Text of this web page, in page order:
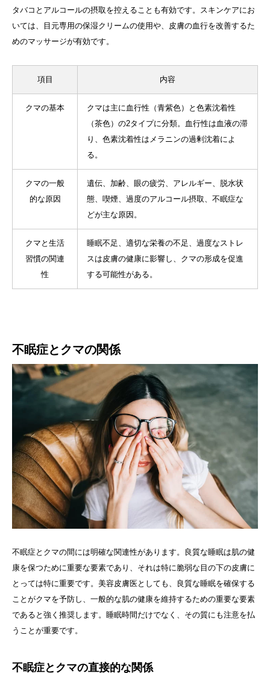
タバコとアルコールの摂取を控えることも有効です。スキンケアにお
いては、目元専用の保湿クリームの使用や、皮膚の血行を改善するた
めのマッサージが有効です。
項目 内容
クマの基本
クマは主に血行性（青紫色）と色素沈着性
（茶色）の2タイプに分類。血行性は血液の滞
り、色素沈着性はメラニンの過剰沈着によ
る。
クマの一般
的な原因
遺伝、加齢、眼の疲労、アレルギー、脱水状
態、喫煙、過度のアルコール摂取、不眠症な
どが主な原因。
クマと生活
習慣の関連
性
睡眠不足、適切な栄養の不足、過度なストレ
スは皮膚の健康に影響し、クマの形成を促進
する可能性がある。
不眠症とクマの関係
不眠症とクマの間には明確な関連性があります。良質な睡眠は肌の健
康を保つために重要な要素であり、それは特に脆弱な目の下の皮膚に
とっては特に重要です。美容皮膚医としても、良質な睡眠を確保する
ことがクマを予防し、一般的な肌の健康を維持するための重要な要素
であると強く推奨します。睡眠時間だけでなく、その質にも注意を払
うことが重要です。
不眠症とクマの直接的な関係